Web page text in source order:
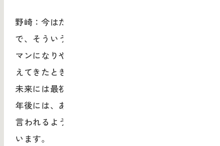
野崎：今はたしかにそんな状況ですよね。一方
で、そういう人がまだ少ない今だからこそキー
マンになりやすい面もあると思います。今後増
えてきたときに、今キーマンになっている人が
未来には最初の良き理解者になる。10年後、20
年後には、あの人がいたからやってこられたと
言われるようになっていくんじゃないかなと思
います。